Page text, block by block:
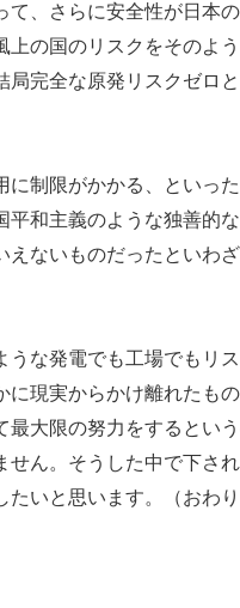
、さらに安全性が日本
の国のリスクをそのよ
完全な原発リスクゼロ
制限がかかる、といっ
和主義のような独善的
ないものだったといわ
な発電でも工場でもリ
現実からかけ離れたも
大限の努力をするとい
ん。そうした中で下さ
いと思います。（おわり